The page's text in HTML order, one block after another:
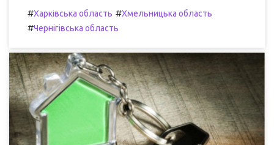
#Харківська область #Хмельницька область
#Чернігівська область